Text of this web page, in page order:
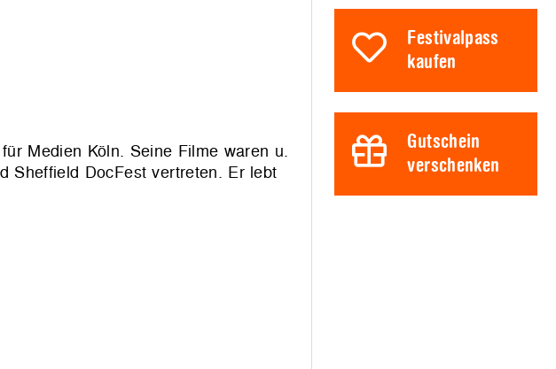
Medien Köln. Seine Filme waren u.
Sheffield DocFest vertreten. Er lebt
Festivalpass
kaufen
Gutschein
verschenken